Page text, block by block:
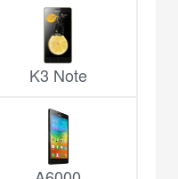
K3 Note